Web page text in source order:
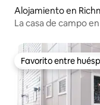
Alojamiento en
La casa de campo
Favorito entre
Favorito entre